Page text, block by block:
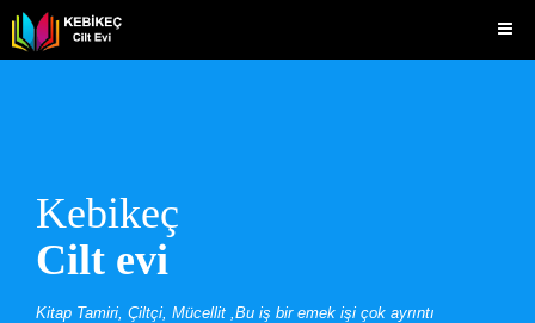
Kebikeç
Cilt evi
Kitap Tamiri, Çiltçi, Mücellit ,Bu iş bir emek işi çok ayrıntı